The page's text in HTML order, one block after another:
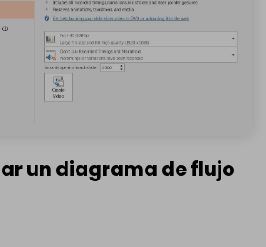
un diagrama de flujo